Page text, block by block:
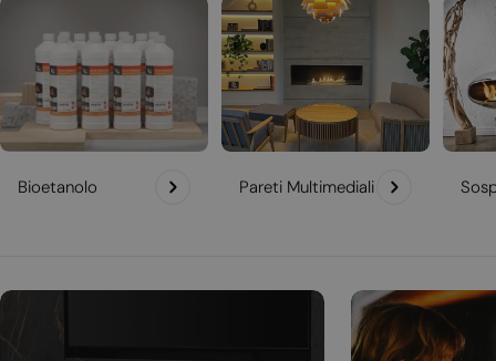
Bioetanolo Pareti Multimediali